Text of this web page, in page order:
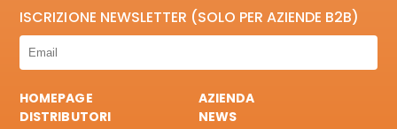
ISCRIZIONE NEWSLETTER (SOLO PER AZIENDE B2B)
HOMEPAGE
AZIENDA
DISTRIBUTORI
NEWS